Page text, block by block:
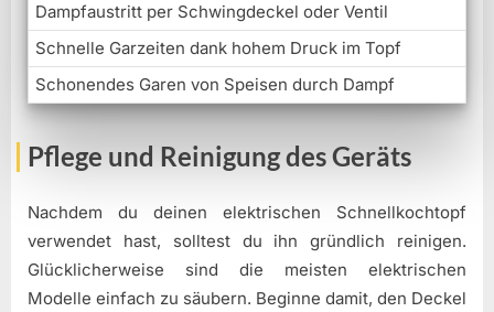
Dampfaustritt per Schwingdeckel oder Ventil
Schnelle Garzeiten dank hohem Druck im Topf
Schonendes Garen von Speisen durch Dampf
Pflege und Reinigung des Geräts
Nachdem du deinen elektrischen Schnellkochtopf
verwendet hast, solltest du ihn gründlich reinigen.
Glücklicherweise sind die meisten elektrischen
Modelle einfach zu säubern. Beginne damit, den Deckel